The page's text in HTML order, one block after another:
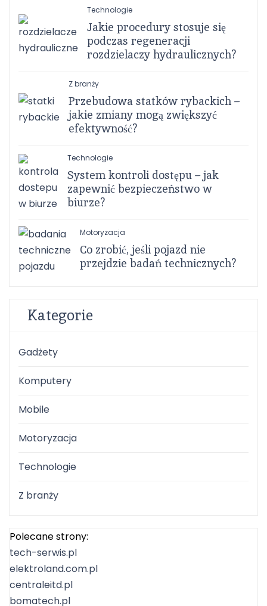
Technologie
Jakie procedury stosuje się
podczas regeneracji
rozdzielaczy hydraulicznych?
Z branży
Przebudowa statków rybackich –
jakie zmiany mogą zwiększyć
efektywność?
Technologie
System kontroli dostępu – jak
zapewnić bezpieczeństwo w
biurze?
Motoryzacja
Co zrobić, jeśli pojazd nie
przejdzie badań technicznych?
Kategorie
Gadżety
Komputery
Mobile
Motoryzacja
Technologie
Z branży
Polecane strony:
tech-serwis.pl
elektroland.com.pl
centraleitd.pl
bomatech.pl